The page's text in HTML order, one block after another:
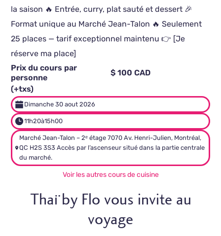
la saison 🔥 Entrée, curry, plat sauté et dessert 🎉
Format unique au Marché Jean-Talon 🔥 Seulement
25 places — tarif exceptionnel maintenu 👉 [Je
réserve ma place]
Prix du cours par
personne
$ 100 CAD
(+txs)
Dimanche 30 aout 2026
11h20à15h00
Marché Jean-Talon – 2ᵉ étage 7070 Av. Henri-Julien, Montréal,
QC H2S 3S3 Accès par l’ascenseur situé dans la partie centrale
du marché.
Voir les autres cours de cuisine
Thaï by Flo vous invite au
voyage